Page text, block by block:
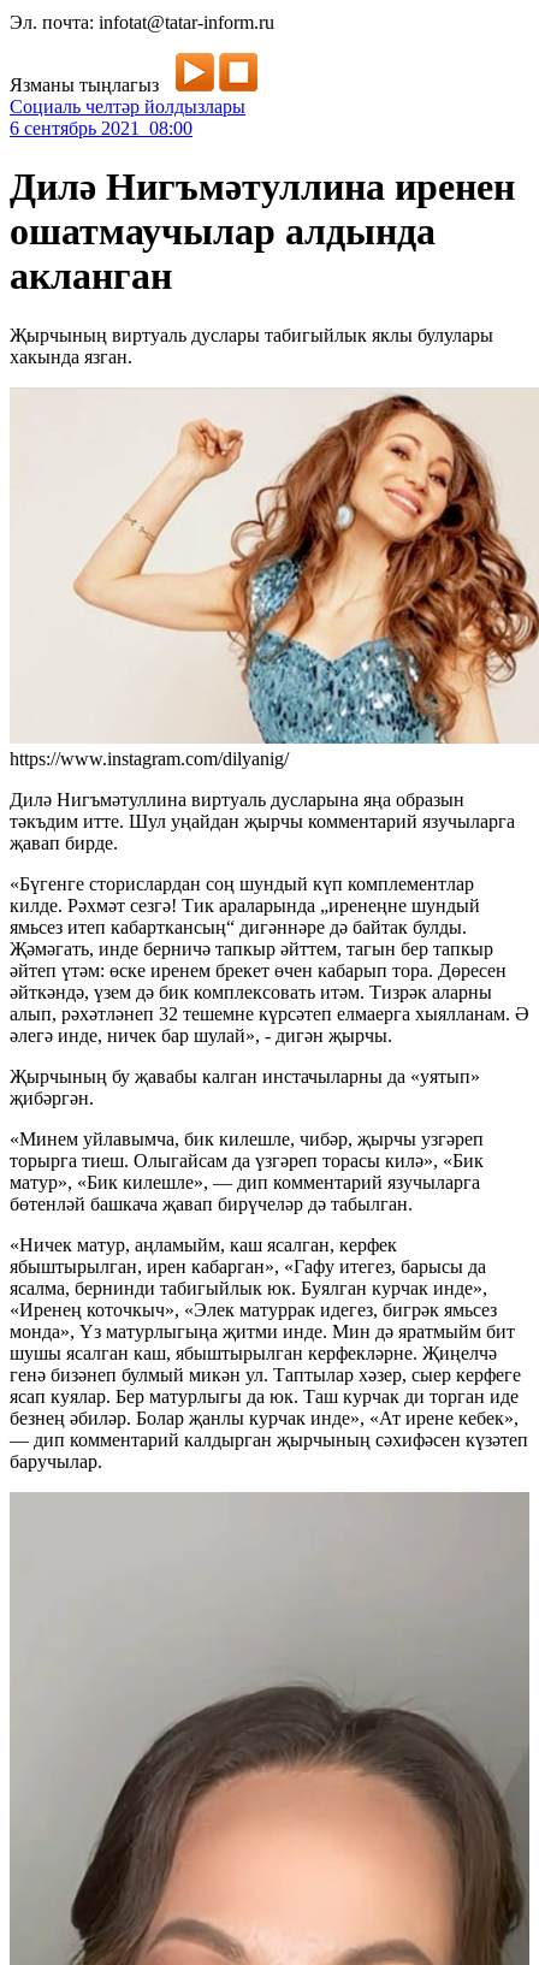
Эл. почта: infotat@tatar-inform.ru
Язманы тыңлагыз
Социаль челтәр йолдызлары
6 сентябрь 2021 08:00
Дилә Нигъмәтуллина иренен
ошатмаучылар алдында
акланган
Җырчының виртуаль дуслары табигыйлык яклы булулары
хакында язган.
https://www.instagram.com/dilyanig/
Дилә Нигъмәтуллина виртуаль дусларына яңа образын
тәкъдим итте. Шул уңайдан җырчы комментарий язучыларга
җавап бирде.
«Бүгенге сторислардан соң шундый күп комплементлар
килде. Рәхмәт сезгә! Тик араларында „иренеңне шундый
ямьсез итеп кабарткансың“ дигәннәре дә байтак булды.
Җәмәгать, инде берничә тапкыр әйттем, тагын бер тапкыр
әйтеп үтәм: өске иренем брекет өчен кабарып тора. Дөресен
әйткәндә, үзем дә бик комплексовать итәм. Тизрәк аларны
алып, рәхәтләнеп 32 тешемне күрсәтеп елмаерга хыялланам. Ә
әлегә инде, ничек бар шулай», - дигән җырчы.
Җырчының бу җавабы калган инстачыларны да «уятып»
җибәргән.
«Минем уйлавымча, бик килешле, чибәр, җырчы узгәреп
торырга тиеш. Олыгайсам да үзгәреп торасы килә», «Бик
матур», «Бик килешле», — дип комментарий язучыларга
бөтенләй башкача җавап бирүчеләр дә табылган.
«Ничек матур, аңламыйм, каш ясалган, керфек
ябыштырылган, ирен кабарган», «Гафу итегез, барысы да
ясалма, бернинди табигыйлык юк. Буялган курчак инде»,
«Иренең коточкыч», «Элек матуррак идегез, бигрәк ямьсез
монда», Үз матурлыгыңа җитми инде. Мин дә яратмыйм бит
шушы ясалган каш, ябыштырылган керфекләрне. Җиңелчә
генә бизәнеп булмый микән ул. Таптылар хәзер, сыер керфеге
ясап куялар. Бер матурлыгы да юк. Таш курчак ди торган иде
безнең әбиләр. Болар җанлы курчак инде», «Ат ирене кебек»,
— дип комментарий калдырган җырчының сәхифәсен күзәтеп
баручылар.